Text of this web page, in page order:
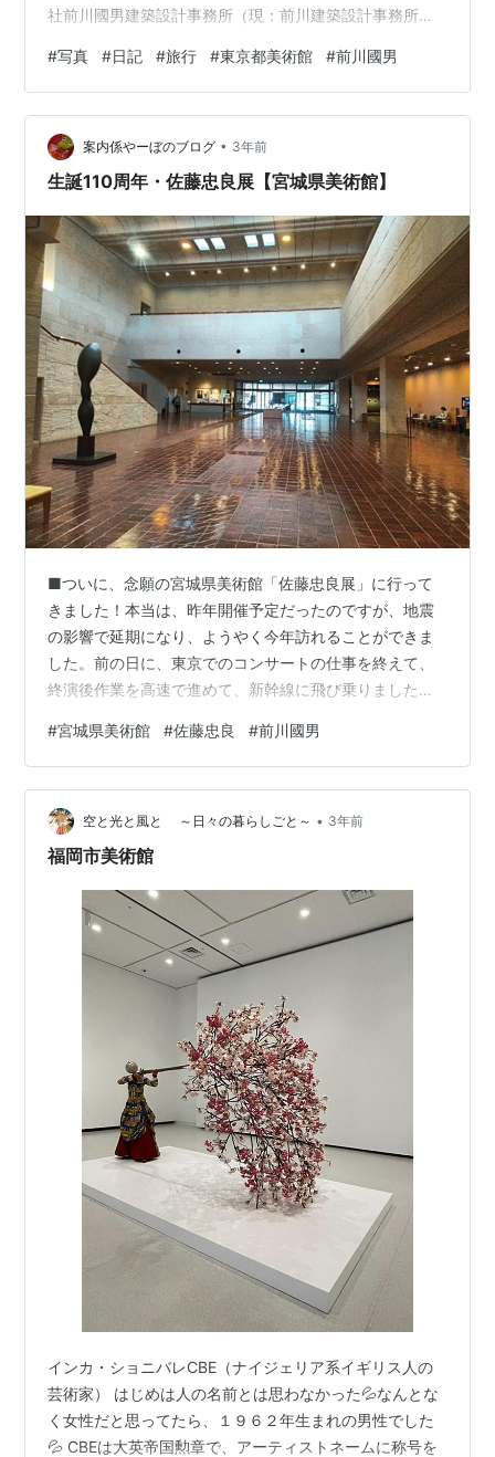
社前川國男建築設計事務所（現：前川建築設計事務所）
男は、公共建築の設計では、広場やロビー、レストラン
を重視しています。その場を訪れる人がどれだけ都市的
な楽しみを味わえるかに力を注ぎ、建築を通して都市の
空間を生み出していったのです。 新館と建築家・前川國
男｜東京都美術館 (tobikan.jp)より ソール・…
#写真 #日記 #旅行 #東京都美術館 #前川國男
案内係やーぼのブログ • 3年前
生誕110周年・佐藤忠良展【宮城県美術館】
■ついに、念願の宮城県美術館「佐藤忠良展」に行って
きました！本当は、昨年開催予定だったのですが、地震
の影響で延期になり、ようやく今年訪れることができま
した。前の日に、東京でのコンサートの仕事を終えて、
終演後作業を高速で進めて、新幹線に飛び乗りました。
変更され、感染防止のため禁止されていた、面会も復
活。終演後のお客様の滞在時間が長くなってきているの
で、終わりの時間が読みづらくなってきました。面会な
どが長引いたら、新幹線に乗り遅れる…。しかも、最終
なのに。なにはともあれ、間に合いました。久しぶりの
#宮城県美術館 #佐藤忠良 #前川國男
空と光と風と ～日々の暮らしごと～ • 3年前
福岡市美術館
インカ・ショニバレCBE（ナイジェリア系イギリス人の
芸術家） はじめは人の名前とは思わなかった💦なんとな
く女性だと思ってたら、１９６２年生まれの男性でした
💦 CBEは大英帝国勲章で、アーティストネームに称号を